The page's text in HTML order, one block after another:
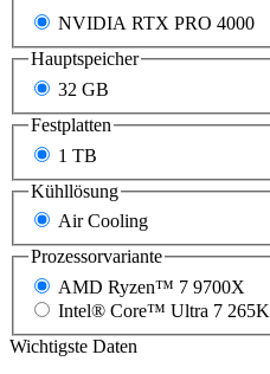
NVIDIA RTX PRO 4000
Hauptspeicher
32 GB
Festplatten
1 TB
Kühllösung
Air Cooling
Prozessorvariante
AMD Ryzen™ 7 9700X
Intel® Core™ Ultra 7 265K
Wichtigste Daten